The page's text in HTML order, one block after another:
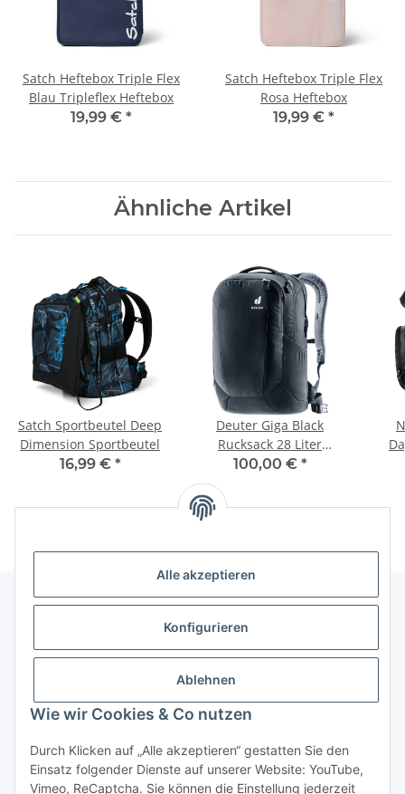
Alle akzeptieren
Konfigurieren
Ablehnen
Wie wir Cookies & Co nutzen
Durch Klicken auf „Alle akzeptieren“ gestatten Sie den
Einsatz folgender Dienste auf unserer Website: YouTube,
Vimeo, ReCaptcha. Sie können die Einstellung jederzeit
Satch Heftebox Triple Flex
Blau Tripleflex Heftebox
19,99 € *
Satch Heftebox Triple Flex
Rosa Heftebox
19,99 € *
Ähnliche Artikel
Satch Sportbeutel Deep
Dimension Sportbeutel
16,99 € *
Deuter Giga Black
Rucksack 28 Liter
3812321-17000-0
100,00 € *
Gesetzliche Informationen
Vertrag widerrufen